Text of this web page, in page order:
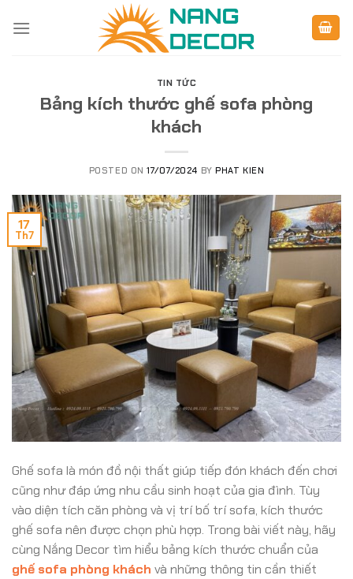
TIN TỨC
Bảng kích thước ghế sofa phòng
khách
POSTED ON17/07/2024 BYPHAT KIEN
17
Th7
Ghế sofa là món đồ nội thất giúp tiếp đón khách đến chơi
cũng như đáp ứng nhu cầu sinh hoạt của gia đình. Tùy
vào diện tích căn phòng và vị trí bố trí sofa, kích thước
ghế sofa nên được chọn phù hợp. Trong bài viết này, hãy
cùng Nắng Decor tìm hiểu bảng kích thước chuẩn của
ghế sofa phòng khách và những thông tin cần thiết